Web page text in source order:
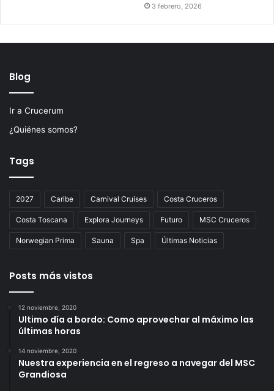
3 febrero, 2026
Blog
Ir a Crucerum
¿Quiénes somos?
Tags
2027 Caribe Carnival Cruises Costa Cruceros
Costa Toscana Explora Journeys Futuro MSC Cruceros
Norwegian Prima Sauna Spa Últimas Noticias
Posts más vistos
12 noviembre, 2020
Ultimo día a bordo: Como aprovechar al máximo las
últimas horas
14 noviembre, 2020
Nuestra experiencia en el regreso a navegar del MSC
Grandiosa